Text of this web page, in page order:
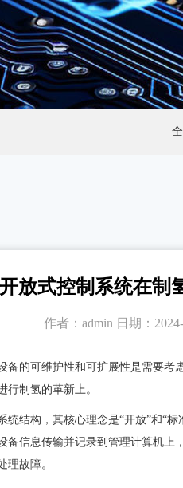
开放式控制系统在制
作者：admin 日期：
的可维护性和可扩展性是需要考
制氢的革新上。
构，其核心理念是“开放”和“标
备信息传输并记录到管理计算机
理故障。